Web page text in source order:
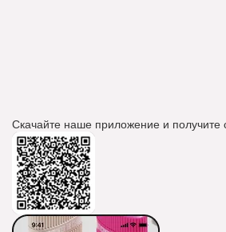
Скачайте наше приложение и получите